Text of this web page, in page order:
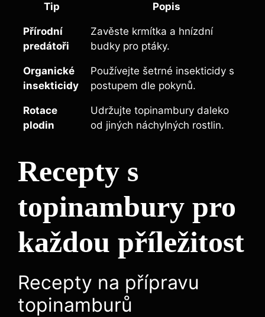
Tip Popis
Přírodní
predátoři
Zavěste krmítka a hnízdní
budky pro ptáky.
Organické
insekticidy
Používejte šetrné insekticidy s
postupem dle pokynů.
Rotace
plodin
Udržujte topinambury daleko
od jiných náchylných rostlin.
Recepty s
topinambury pro
každou příležitost
Recepty na přípravu
topinamburů